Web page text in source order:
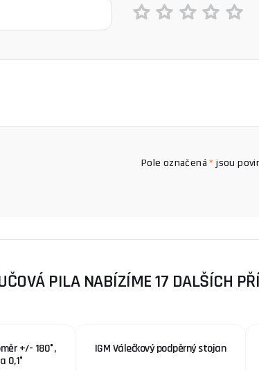
Pole označená* jsou
PILA NABÍZÍME 17 DALŠÍCH
+/- 180°,
0,1°
IGM Válečkový podpěrný stojan